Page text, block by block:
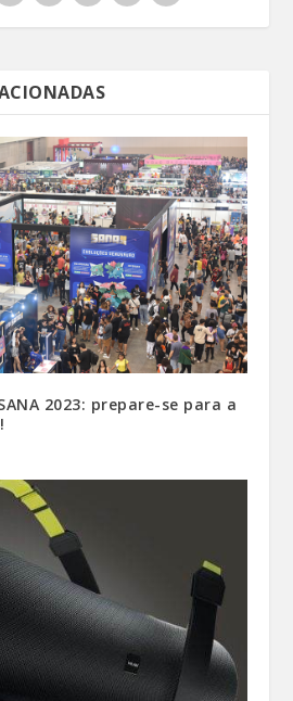
2023: prepare-se para a